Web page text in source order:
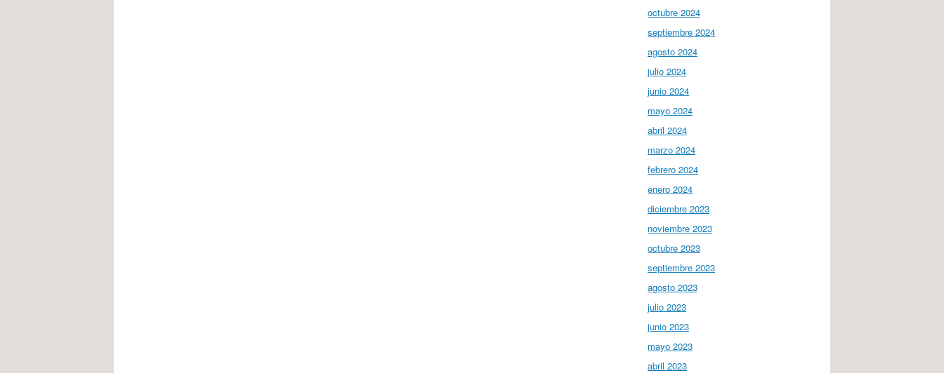
octubre 2024
septiembre 2024
agosto 2024
julio 2024
junio 2024
mayo 2024
abril 2024
marzo 2024
febrero 2024
enero 2024
diciembre 2023
noviembre 2023
octubre 2023
septiembre 2023
agosto 2023
julio 2023
junio 2023
mayo 2023
abril 2023